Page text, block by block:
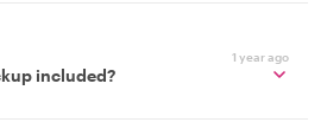
1 year ago
included?